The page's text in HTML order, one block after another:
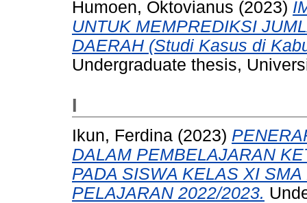
Humoen, Oktovianus (2023)
UNTUK MEMPREDIKSI
DAERAH (Studi Kasus di
Undergraduate thesis,
I
Ikun, Ferdina (2023)
DALAM PEMBELAJARAN
PADA SISWA KELAS XI
PELAJARAN 2022/2023.